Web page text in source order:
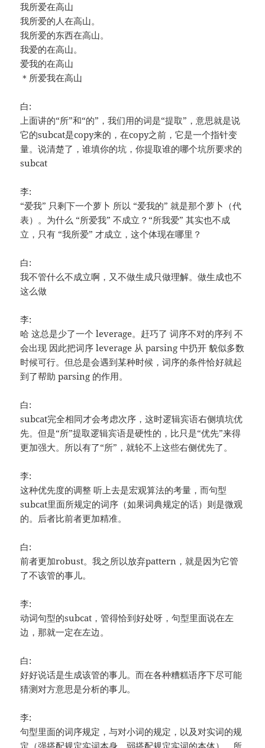
我所爱在高山
我所爱的人在高山。
我所爱的东西在高山。
我爱的在高山。
爱我的在高山
＊所爱我在高山
白:
上面讲的“所”和“的”，我们用的词是“提取”，意思就是说
它的subcat是copy来的，在copy之前，它是一个指针变
量。说清楚了，谁填你的坑，你提取谁的哪个坑所要求的
subcat
李:
“爱我” 只剩下一个萝卜 所以 “爱我的” 就是那个萝卜（代
表）。为什么 “所爱我” 不成立？“所我爱” 其实也不成
立，只有 “我所爱” 才成立，这个体现在哪里？
白:
我不管什么不成立啊，又不做生成只做理解。做生成也不
这么做
李:
哈 这总是少了一个 leverage。赶巧了 词序不对的序列 不
会出现 因此把词序 leverage 从 parsing 中扔开 貌似多数
时候可行。但总是会遇到某种时候，词序的条件恰好就起
到了帮助 parsing 的作用。
白:
subcat完全相同才会考虑次序，这时逻辑宾语右侧填坑优
先。但是“所”提取逻辑宾语是硬性的，比只是“优先”来得
更加强大。所以有了“所”，就轮不上这些右侧优先了。
李:
这种优先度的调整 听上去是宏观算法的考量，而句型
subcat里面所规定的词序（如果词典规定的话）则是微观
的。后者比前者更加精准。
白:
前者更加robust。我之所以放弃pattern，就是因为它管
了不该管的事儿。
李:
动词句型的subcat，管得恰到好处呀，句型里面说在左
边，那就一定在左边。
白:
好好说话是生成该管的事儿。而在各种糟糕语序下尽可能
猜测对方意思是分析的事儿。
李:
句型里面的词序规定，与对小词的规定，以及对实词的规
定（强搭配规定实词本身，弱搭配规定实词的本体）。所